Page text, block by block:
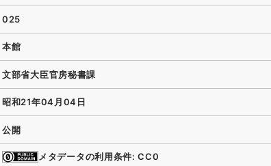
025
本館
文部省大臣官房秘書課
昭和21年04月04日
公開
メタデータの利用条件: CC0